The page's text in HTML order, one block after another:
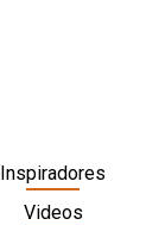
Inspiradores
Videos